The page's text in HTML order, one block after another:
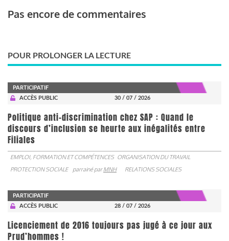
Pas encore de commentaires
POUR PROLONGER LA LECTURE
PARTICIPATIF
ACCÈS PUBLIC
30 / 07 / 2026
Politique anti-discrimination chez SAP : Quand le
discours d’inclusion se heurte aux inégalités entre
Filiales
EMPLOI, FORMATION ET COMPÉTENCES ORGANISATION DU TRAVAIL
PROTECTION SOCIALE
parrainé parMNH RELATIONS SOCIALES
PARTICIPATIF
ACCÈS PUBLIC
28 / 07 / 2026
Licenciement de 2016 toujours pas jugé à ce jour aux
Prud’hommes !